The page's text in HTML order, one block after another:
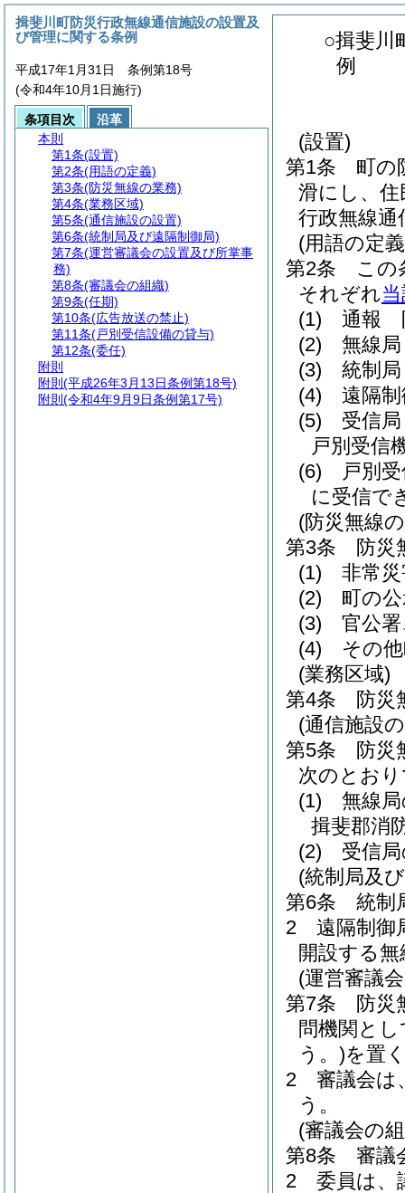
○揖斐川
例
(設置)
第1条
町の
滑にし、
行政無線通
(用語の定
第2条
この
それぞれ
(1)
通報
(2)
無線
(3)
統制
(4)
遠隔
(5)
受信
戸別受信
(6)
戸別
に受信で
(防災無線
第3条
防災
(1)
非常
(2)
町の
(3)
官公
(4)
その
(業務区域)
第4条
防災
(通信施設
第5条
防災
次のとお
(1)
無線
揖斐郡消
(2)
受信
(統制局及
第6条
統制
2
遠隔制御
開設する
(運営審議
第7条
防災
問機関と
う。)を置
2
審議会は
う。
(審議会の
第8条
審議
2
委員は、
揖斐川町防災行政無線通信施設の設置及
び管理に関する条例
平成17年1月31日 条例第18号
(令和4年10月1日施行)
条項目次
沿革
本則
第1条(設置)
第2条(用語の定義)
第3条(防災無線の業務)
第4条(業務区域)
第5条(通信施設の設置)
第6条(統制局及び遠隔制御局)
第7条(運営審議会の設置及び所掌事
務)
第8条(審議会の組織)
第9条(任期)
第10条(広告放送の禁止)
第11条(戸別受信設備の貸与)
第12条(委任)
附則
附則 (平成26年3月13日条例第18号)
附則 (令和4年9月9日条例第17号)